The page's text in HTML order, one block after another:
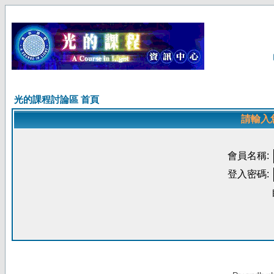
光的課程討論區 首頁
請輸入
會員名稱:
登入密碼: